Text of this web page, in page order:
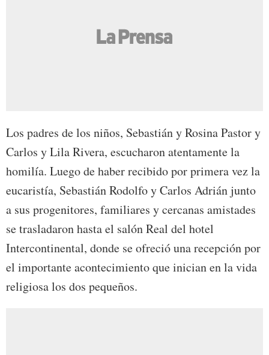
Los padres de los niños, Sebastián y Rosina Pastor y
Carlos y Lila Rivera, escucharon atentamente la
homilía. Luego de haber recibido por primera vez la
eucaristía, Sebastián Rodolfo y Carlos Adrián junto
a sus progenitores, familiares y cercanas amistades
se trasladaron hasta el salón Real del hotel
Intercontinental, donde se ofreció una recepción por
el importante acontecimiento que inician en la vida
religiosa los dos pequeños.